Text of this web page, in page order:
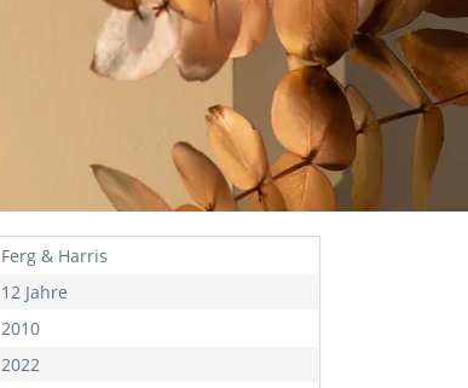
Ferg & Harris
12 Jahre
2010
2022